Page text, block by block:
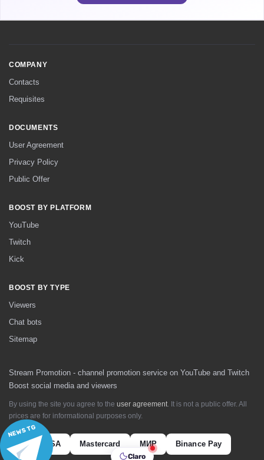
Claro
NEWS TG
COMPANY
Contacts
Requisites
DOCUMENTS
User Agreement
Privacy Policy
Public Offer
BOOST BY PLATFORM
YouTube
Twitch
Kick
BOOST BY TYPE
Viewers
Chat bots
Sitemap
Stream Promotion - channel promotion service on YouTube and Twitch
Boost social media and viewers
By using the site you agree to the user agreement . It is not a public offer. All
prices are for informational purposes only.
VISA Mastercard МИР Binance Pay